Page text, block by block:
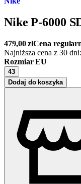
Nike P-6000
479,00złCena
Najniższa cena z 30 dni:
Rozmiar EU
43
Dodaj do koszyka